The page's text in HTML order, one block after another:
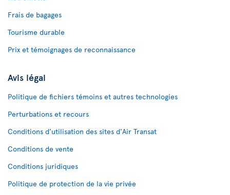
Frais de bagages
Tourisme durable
Prix et témoignages de reconnaissance
Avis légal
Politique de fichiers témoins et autres technologies
Perturbations et recours
Conditions d’utilisation des sites d'Air Transat
Conditions de vente
Conditions juridiques
Politique de protection de la vie privée